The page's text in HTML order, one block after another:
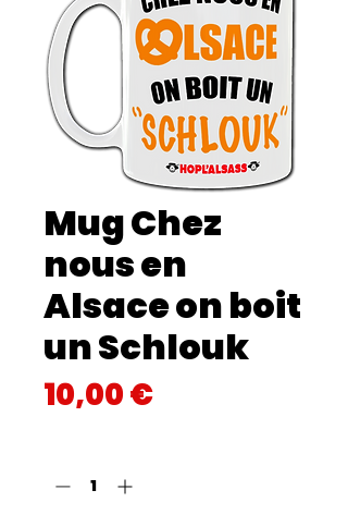
Mug Chez
nous en
Alsace on boit
un Schlouk
10,00 €Prix